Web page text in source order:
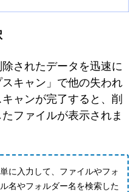
されたデータを迅速に
キャン」で他の失われ
ャンが完了すると、削
ファイルが表示されま
に入力して、ファイルやフォ
名やフォルダー名を検索した